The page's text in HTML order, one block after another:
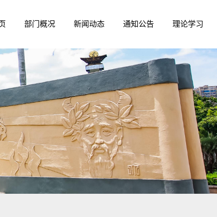
部门概况 新闻动态 通知公告 理论学习